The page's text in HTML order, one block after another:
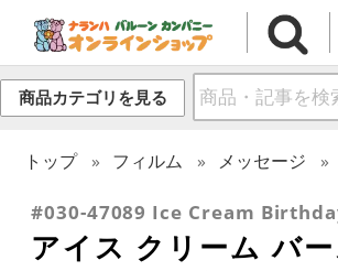
商品カテゴリを見る
トップ フィルム メッセージ
#030-47089 Ice Cream
アイス クリーム バ